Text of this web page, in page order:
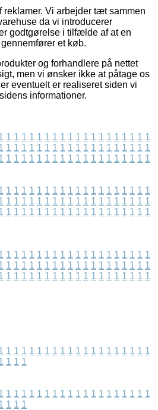
reklamer. Vi arbejder tæt sammen
da vi introducerer
godtgørelse i tilfælde af at en
et køb.
og forhandlere på nettet
men vi ønsker ikke at påtage os
eventuelt er realiseret siden vi
informationer.
1 1 1 1 1 1 1 1 1 1 1 1 1 1 1 1 1 1 1
1 1 1 1 1 1 1 1 1 1 1 1 1 1 1 1 1 1 1
1 1 1 1 1 1 1 1 1 1 1 1 1 1 1 1 1 1 1
1 1 1 1 1 1 1 1 1 1 1 1 1 1 1 1 1 1 1
1 1 1 1 1 1 1 1 1 1 1 1 1 1 1 1 1 1 1
1 1 1 1 1 1 1 1 1 1 1 1 1 1 1 1 1 1 1
1 1 1 1 1 1 1 1 1 1 1 1 1 1 1 1 1 1 1
1 1 1 1 1 1 1 1 1 1 1 1 1 1 1 1 1 1 1
1 1 1 1 1 1 1 1 1 1 1 1 1 1 1 1 1 1 1
1 1 1 1 1 1 1 1 1 1 1 1 1 1 1 1 1 1 1
1 1 1
1 1 1 1 1 1 1 1 1 1 1 1 1 1 1 1 1 1 1
1 1 1